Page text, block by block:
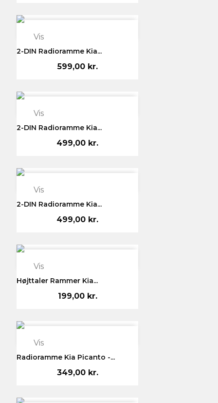
Vis
2-DIN Radioramme Kia...
599,00 kr.
Vis
2-DIN Radioramme Kia...
499,00 kr.
Vis
2-DIN Radioramme Kia...
499,00 kr.
Vis
Højttaler Rammer Kia...
199,00 kr.
Vis
Radioramme Kia Picanto -...
349,00 kr.